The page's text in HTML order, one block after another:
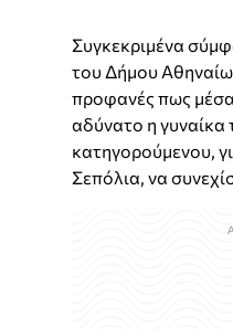
Συγκεκριμένα
του Δήμου
προφανές πως μέσα
αδύνατο η γυναίκα
κατηγορούμενου,
Σεπόλια, να